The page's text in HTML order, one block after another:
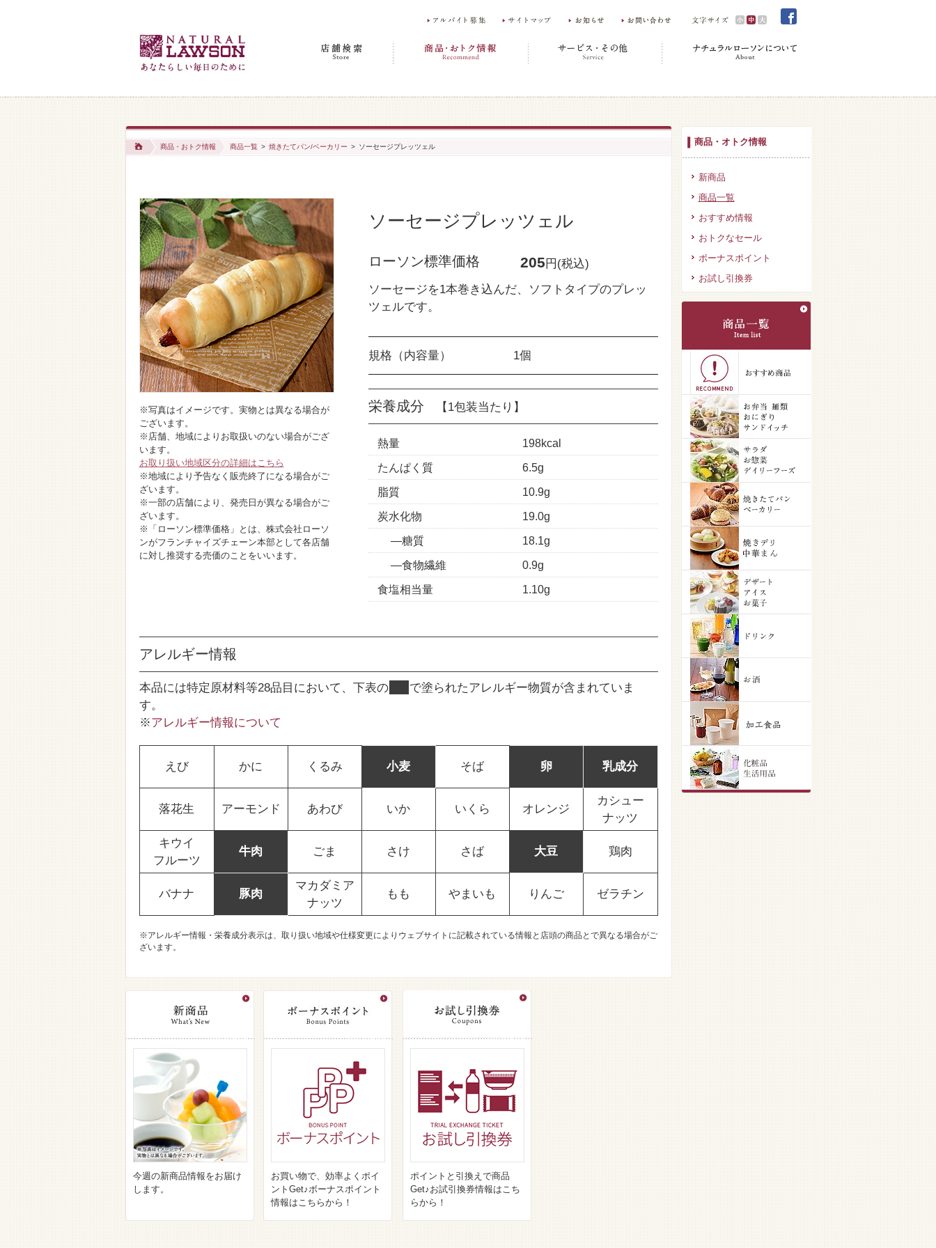
商品・おトク情報 商品一覧 > 焼きたてパン/ベーカリー > ソーセージプレッツェル
ソーセージプレッツェル
ローソン標準価格 205 円(税込)
ソーセージを1本巻き込んだ、ソフトタイプのプレッ
ツェルです。
規格（内容量） 1個
栄養成分 【1包装当たり】
熱量
198kcal
たんぱく質
6.5g
脂質
10.9g
炭水化物
19.0g
糖質
18.1g
食物繊維
0.9g
食塩相当量
1.10g
※写真はイメージです。実物とは異なる場合が
ございます。
※店舗、地域によりお取扱いのない場合がござ
います。
お取り扱い地域区分の詳細はこちら
※地域により予告なく販売終了になる場合がご
ざいます。
※一部の店舗により、発売日が異なる場合がご
ざいます。
※「ローソン標準価格」とは、株式会社ローソ
ンがフランチャイズチェーン本部として各店舗
に対し推奨する売価のことをいいます。
アレルギー情報
本品には特定原材料等28品目において、下表の
で塗られたアレルギー物質が含まれていま
す。
※アレルギー情報について
えび かに くるみ 小麦 そば 卵 乳成分
落花生 アーモンド あわび いか いくら オレンジ
カシュー
ナッツ
キウイ
フルーツ
牛肉 ごま さけ さば 大豆 鶏肉
バナナ 豚肉
マカダミア
ナッツ
もも やまいも りんご ゼラチン
※アレルギー情報・栄養成分表示は、取り扱い地域や仕様変更によりウェブサイトに記載されている情報と店頭の商品とで異なる場合がご
ざいます。
今週の新商品情報をお届け
します。
お買い物で、効率よくポイ
ントGet♪ボーナスポイント
情報はこちらから！
ポイントと引換えで商品
Get♪お試引換券情報はこち
らから！
商品・オトク情報
新商品
商品一覧
おすすめ情報
おトクなセール
ボーナスポイント
お試し引換券